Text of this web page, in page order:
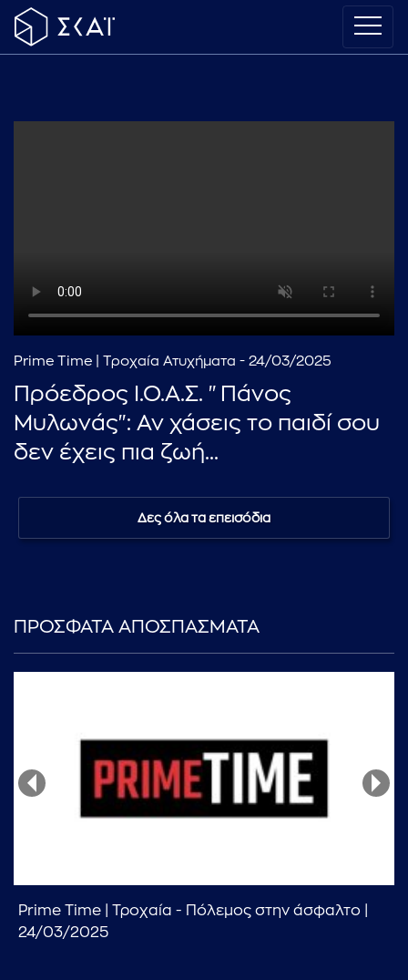
Prime Time | Τροχαία Ατυχήματα - 24/03/2025
Πρόεδρος Ι.Ο.Α.Σ. "Πάνος
Μυλωνάς": Αν χάσεις το παιδί σου
δεν έχεις πια ζωή...
Δες όλα τα επεισόδια
ΠΡΟΣΦΑΤΑ ΑΠΟΣΠΑΣΜΑΤΑ
Prime Time | Τροχαία - Πόλεμος στην άσφαλτο |
24/03/2025